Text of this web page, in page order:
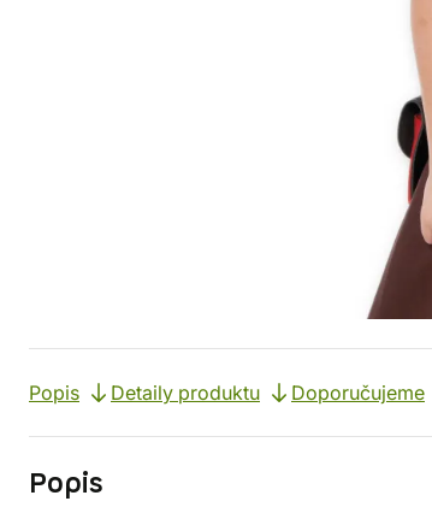
Popis Detaily produktu Doporučujeme
Popis